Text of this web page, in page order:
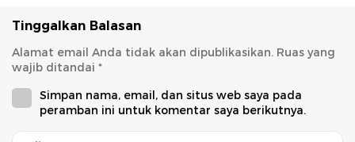
Tinggalkan Balasan
Alamat email Anda tidak akan dipublikasikan. Ruas yang
wajib ditandai *
Simpan nama, email, dan situs web saya pada
peramban ini untuk komentar saya berikutnya.